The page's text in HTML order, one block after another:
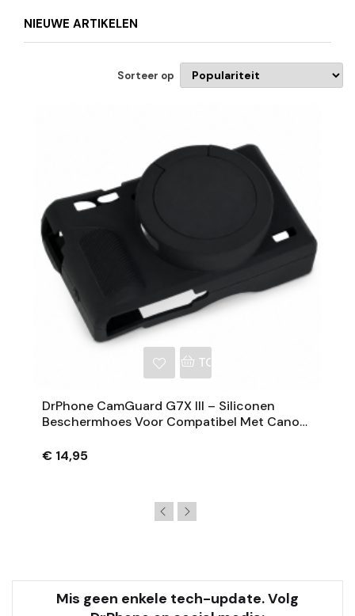
NIEUWE ARTIKELEN
Sorteer op
TOEVOEGEN AAN
DrPhone CamGuard G7X III – Siliconen
Beschermhoes Voor Compatibel Met Canon
€ 14,95
Mis geen enkele tech-update. Volg